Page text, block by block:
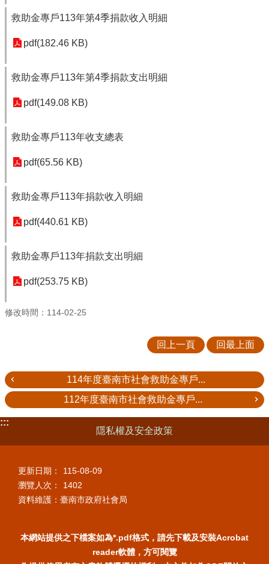
救助金專戶113年第4季捐款收入明細
pdf(182.46 KB)
救助金專戶113年第4季捐款支出明細
pdf(149.08 KB)
救助金專戶113年收支總表
pdf(65.56 KB)
救助金專戶113年捐款收入明細
pdf(440.61 KB)
救助金專戶113年捐款支出明細
pdf(253.75 KB)
修改時間：114-02-25
回上一頁 回最上面
114年度臺南市社會救助金專戶...
112年度臺南市社會救助金專戶...
:::
隱私權及安全政策
更新日期：
115-08-09
瀏覽人次：
1402
資料維護：臺南市政府社會局
本網站提供之下檔案如為*.pdf格式，請先下載及安裝Acrobat
reader軟體，方可閱覽